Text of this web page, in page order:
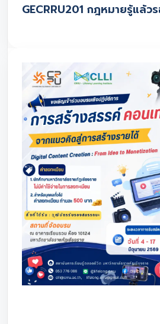
GECRRU201 กฎหมายรู้แล้ว